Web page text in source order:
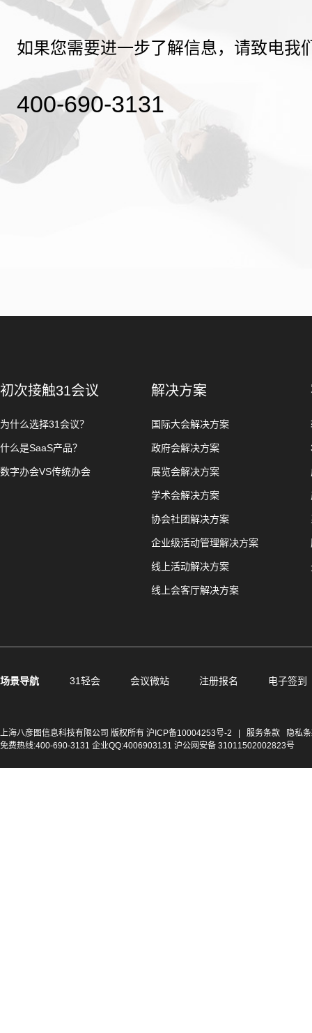
如果您需要进一步了解信息，请致电我
400-690-3131
初次接触31会议
为什么选择31会议？
什么是SaaS产品？
数字办会VS传统办会
解决方案
国际大会解决方案
政府会解决方案
展览会解决方案
学术会解决方案
协会社团解决方案
企业级活动管理解决方案
线上活动解决方案
线上会客厅解决方案
场景导航 31轻会 会议微站 注册报名 电子签到
上海八彦图信息科技有限公司 版权所有 沪ICP备10004253号-2 服务条款
隐私
免费热线:400-690-3131 企业QQ:4006903131 沪公网安备 31011502002823号